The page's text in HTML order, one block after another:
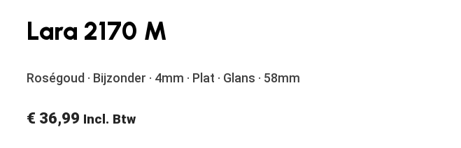
Lara 2170 M
Roségoud · Bijzonder · 4mm · Plat · Glans · 58mm
€ 36,99 Incl. Btw